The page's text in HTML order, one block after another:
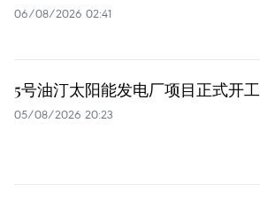
06/08/2026 02:41
5号油汀太阳能发电厂项目正式开工
05/08/2026 20:23